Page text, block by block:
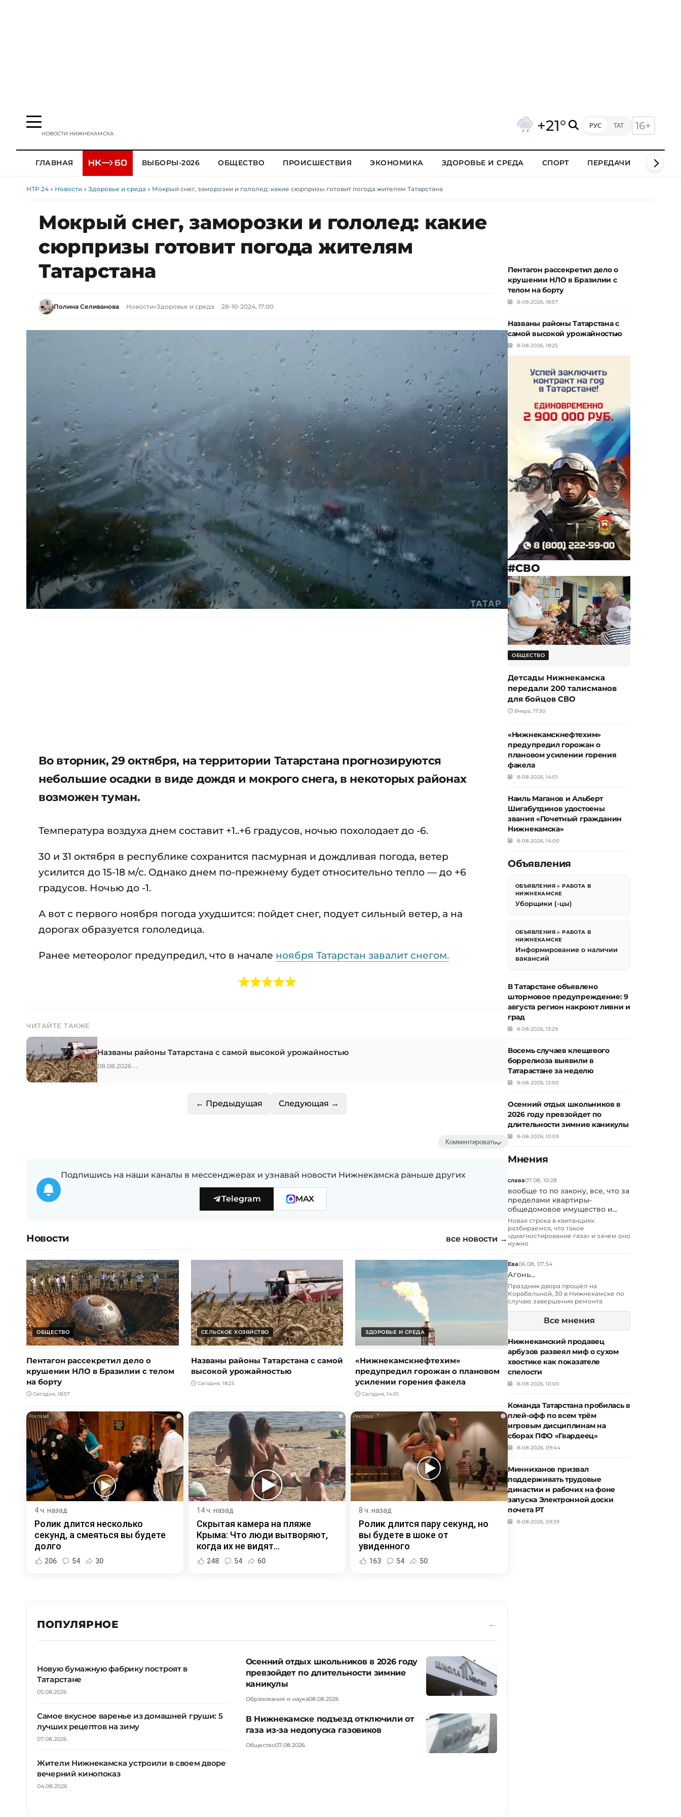
НОВОСТИ НИЖНЕКАМСКА +21° РУС ТАТ 16+
ГЛАВНАЯ ВЫБОРЫ-2026 ОБЩЕСТВО ПРОИСШЕСТВИЯ ЭКОНОМИКА ЗДОРОВЬЕ И СРЕДА СПОРТ ПЕРЕДАЧИ КЛИПЫ
НТР 24 » Новости » Здоровье и среда » Мокрый снег, заморозки и гололед: какие сюрпризы готовит погода жителям Татарстана
Мокрый снег, заморозки и гололед: какие
сюрпризы готовит погода жителям
Татарстана
Полина Селиванова Новости»Здоровье и среда 28-10-2024, 17:00
Во вторник, 29 октября, на территории Татарстана прогнозируются
небольшие осадки в виде дождя и мокрого снега, в некоторых районах
возможен туман.
Температура воздуха днем составит +1..+6 градусов, ночью похолодает до -6.
30 и 31 октября в республике сохранится пасмурная и дождливая погода, ветер
усилится до 15-18 м/с. Однако днем по-прежнему будет относительно тепло — до +6
градусов. Ночью до -1.
А вот с первого ноября погода ухудшится: пойдет снег, подует сильный ветер, а на
дорогах образуется гололедица.
Ранее метеоролог предупредил, что в начале ноября Татарстан завалит снегом.
ЧИТАЙТЕ ТАКЖЕ
Названы районы Татарстана с самой высокой урожайностью
08.08.2026 →
← Предыдущая Следующая →
Комментировать
Подпишись на наши каналы в мессенджерах и узнавай новости Нижнекамска раньше других
Telegram MAX
Новости все новости →
ОБЩЕСТВО
Пентагон рассекретил дело о
крушении НЛО в Бразилии с телом
на борту
Сегодня, 18:57
СЕЛЬСКОЕ ХОЗЯЙСТВО
Названы районы Татарстана с самой
высокой урожайностью
Сегодня, 18:25
ЗДОРОВЬЕ И СРЕДА
«Нижнекамскнефтехим»
предупредил горожан о плановом
усилении горения факела
Сегодня, 14:01
i
4 ч. назад
Ролик длится несколько
секунд, а смеяться вы будете
долго
206 54 30
i
14 ч. назад
Скрытая камера на пляже
Крыма: Что люди вытворяют,
когда их не видят...
248 54 60
i
8 ч. назад
Ролик длится пару секунд, но
вы будете в шоке от
увиденного
163 54 50
ПОПУЛЯРНОЕ
Новую бумажную фабрику построят в
Татарстане
05.08.2026
Самое вкусное варенье из домашней груши: 5
лучших рецептов на зиму
07.08.2026
Жители Нижнекамска устроили в своем дворе
вечерний кинопоказ
04.08.2026
Осенний отдых школьников в 2026 году
превзойдет по длительности зимние
каникулы
Образование и наука08.08.2026
В Нижнекамске подъезд отключили от
газа из-за недопуска газовиков
Общество07.08.2026
Пентагон рассекретил дело о
крушении НЛО в Бразилии с
телом на борту
8-08-2026, 18:57
Названы районы Татарстана с
самой высокой урожайностью
8-08-2026, 18:25
#СВО
ОБЩЕСТВО
Детсады Нижнекамска
передали 200 талисманов
для бойцов СВО
Вчера, 17:30
«Нижнекамскнефтехим»
предупредил горожан о
плановом усилении горения
факела
8-08-2026, 14:01
Наиль Маганов и Альберт
Шигабутдинов удостоены
звания «Почетный гражданин
Нижнекамска»
8-08-2026, 14:00
Объявления
ОБЪЯВЛЕНИЯ »РАБОТА В
НИЖНЕКАМСКЕ
Уборщики (-цы)
ОБЪЯВЛЕНИЯ »РАБОТА В
НИЖНЕКАМСКЕ
Информирование о наличии
вакансий
В Татарстане объявлено
штормовое предупреждение: 9
августа регион накроют ливни и
град
8-08-2026, 13:29
Восемь случаев клещевого
боррелиоза выявили в
Татарастане за неделю
8-08-2026, 12:00
Осенний отдых школьников в
2026 году превзойдет по
длительности зимние каникулы
8-08-2026, 10:09
Мнения
слава07.08, 10:28
вообще то по закону, все, что за
пределами квартиры-
общедомовое имущество и...
Новая строка в квитанциях:
разбираемся, что такое
«диагностирование газа» и зачем оно
нужно
Ева06.08, 07:54
Агонь...
Праздник двора прошёл на
Корабельной, 30 в Нижнекамске по
случаю завершения ремонта
Все мнения
Нижнекамский продавец
арбузов развеял миф о сухом
хвостике как показателе
спелости
8-08-2026, 10:00
Команда Татарстана пробилась в
плей-офф по всем трём
игровым дисциплинам на
сборах ПФО «Гвардеец»
8-08-2026, 09:44
Минниханов призвал
поддерживать трудовые
династии и рабочих на фоне
запуска Электронной доски
почета РТ
8-08-2026, 09:39